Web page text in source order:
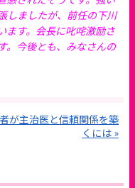
しましたが、前任の下川
ます。会長に叱咤激励さ
。今後とも、みなさんの
が主治医と信頼関係を築
くには »